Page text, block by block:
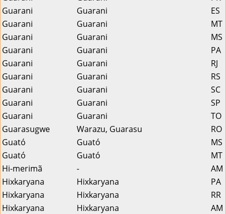
Guarani
Guarani
ES
Guarani
Guarani
MT
Guarani
Guarani
MS
Guarani
Guarani
PA
Guarani
Guarani
RJ
Guarani
Guarani
RS
Guarani
Guarani
SC
Guarani
Guarani
SP
Guarani
Guarani
TO
Guarasugwe
Warazu, Guarasu
RO
Guató
Guató
MS
Guató
Guató
MT
Hi-merimã
-
AM
Hixkaryana
Hixkaryana
PA
Hixkaryana
Hixkaryana
RR
Hixkaryana
Hixkaryana
AM